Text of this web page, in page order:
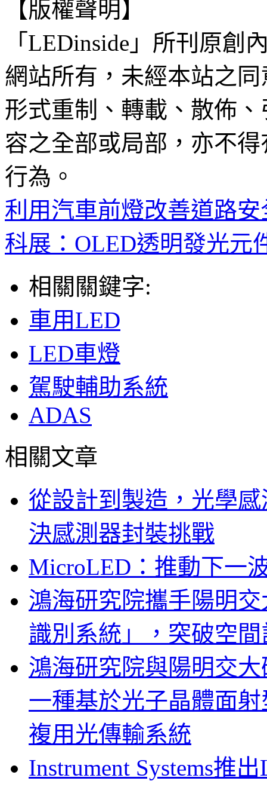
【版權聲明】
「LEDinside」所刊原創
網站所有，未經本站之
形式重制、轉載、散佈
容之全部或局部，亦不
行為。
利用汽車前燈改善道路
科展：OLED透明發光元
相關關鍵字:
車用LED
LED車燈
駕駛輔助系統
ADAS
相關文章
從設計到製造，光學
決感測器封裝挑戰
MicroLED：推動下一
鴻海研究院攜手陽明
識別系統」，突破空
鴻海研究院與陽明交
一種基於光子晶體面
複用光傳輸系統
Instrument Systems推